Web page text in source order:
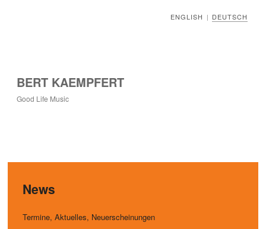
ENGLISH | DEUTSCH
BERT KAEMPFERT
Good Life Music
News
Termine, Aktuelles, Neuerscheinungen